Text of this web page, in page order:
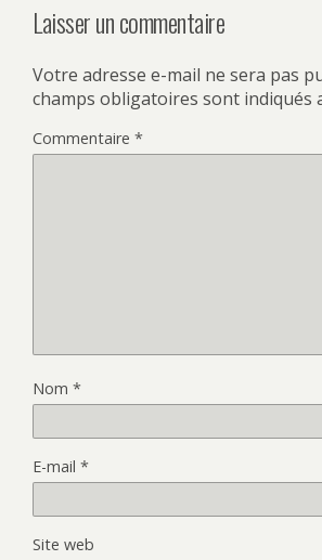
Laisser un commentaire
Votre adresse e-mail ne sera pas
champs obligatoires sont indiqués
Commentaire *
Nom *
E-mail *
Site web